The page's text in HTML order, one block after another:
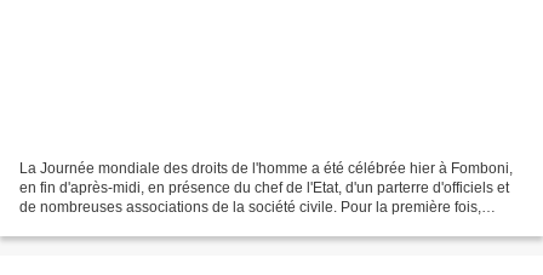
La Journée mondiale des droits de l'homme a été célébrée hier à Fomboni,
en fin d'après-midi, en présence du chef de l'Etat, d'un parterre d'officiels et
de nombreuses associations de la société civile. Pour la première fois,